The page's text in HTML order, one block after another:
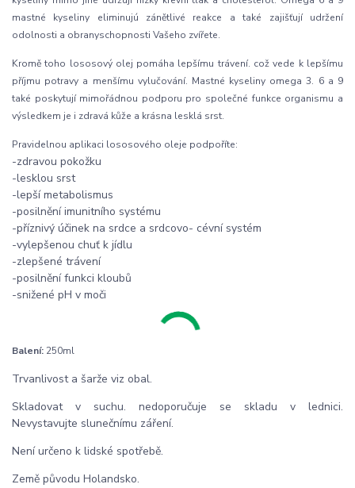
mastné kyseliny eliminujú zánětlivé reakce a také zajišťují udržení
odolnosti a obranyschopnosti Vašeho zvířete.
Kromě toho lososový olej pomáha lepšímu trávení. což vede k lepšímu
příjmu potravy a menšímu vylučování. Mastné kyseliny omega 3. 6 a 9
také poskytují mimořádnou podporu pro společné funkce organismu a
výsledkem je i zdravá kůže a krásna lesklá srst.
Pravidelnou aplikaci lososového oleje podpoříte:
-zdravou pokožku
-lesklou srst
-lepší metabolismus
-posilnění imunitního systému
-příznivý účinek na srdce a srdcovo- cévní systém
-vylepšenou chuť k jídlu
-zlepšené trávení
-posilnění funkci kloubů
-snižené pH v moči
Balení: 250ml
Trvanlivost a šarže viz obal.
Skladovat v suchu. nedoporučuje se skladu v lednici.
Nevystavujte slunečnímu záření.
Není určeno k lidské spotřebě.
Země původu Holandsko.